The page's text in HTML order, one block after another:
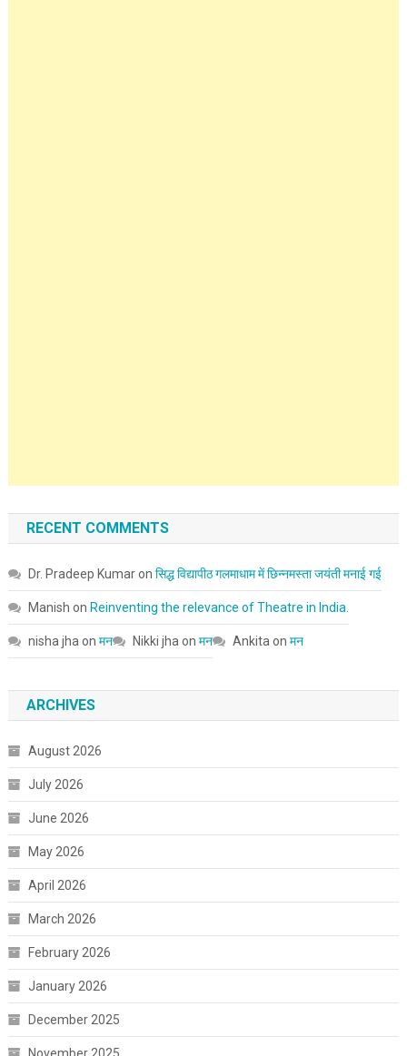
RECENT COMMENTS
Dr. Pradeep Kumaron सिद्ध विद्यापीठ गलमाधाम में छिन्नमस्ता जयंती मनाई गई
Manish on Reinventing the relevance of Theatre in India.
nisha jha on मन Nikki jha on मन Ankita on मन
ARCHIVES
August 2026
July 2026
June 2026
May 2026
April 2026
March 2026
February 2026
January 2026
December 2025